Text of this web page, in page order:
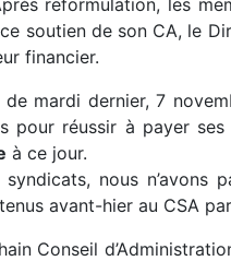
soutien de son CA, le
financier.
de mardi dernier, 7
pour réussir à payer
à ce jour.
nous n’avons
avant-hier au CSA
Conseil